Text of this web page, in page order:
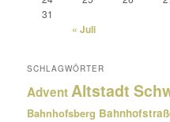
31
« Juli
SCHLAGWÖRTER
AdventAltstadt
Bahnhofsberg